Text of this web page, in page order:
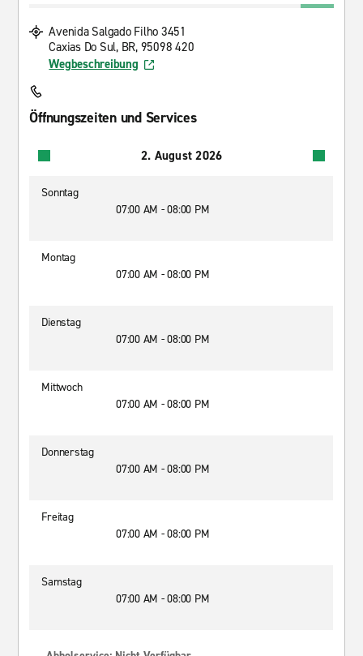
Avenida Salgado Filho 3451
Caxias Do Sul, BR, 95098 420
Wegbeschreibung
Öffnungszeiten und Services
2. August 2026
Sonntag
07:00 AM - 08:00 PM
Montag
07:00 AM - 08:00 PM
Dienstag
07:00 AM - 08:00 PM
Mittwoch
07:00 AM - 08:00 PM
Donnerstag
07:00 AM - 08:00 PM
Freitag
07:00 AM - 08:00 PM
Samstag
07:00 AM - 08:00 PM